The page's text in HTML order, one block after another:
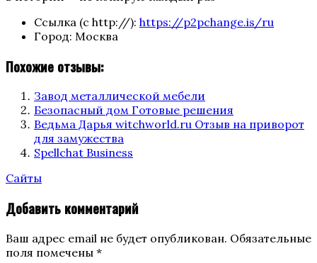
Ссылка (с http://): https://p2pchange.is/ru
Город: Москва
Похожие отзывы:
Завод металлической мебели
Безопасный дом Готовые решения
Ведьма Дарья witchworld.ru Отзыв на приворот
для замужества
Spellchat Business
Categories
Сайты
Добавить комментарий
Ваш адрес email не будет опубликован. Обязательные
поля помечены *